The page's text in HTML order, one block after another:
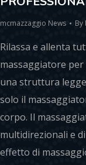
mcmazzaggio News By
Rilassa e allenta
massaggiatore
una struttura
solo il
corpo. Il
multidirezionali e
effetto di